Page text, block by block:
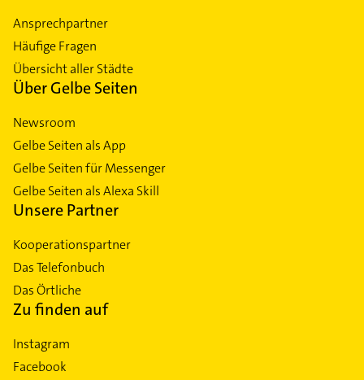
Ansprechpartner
Häufige Fragen
Übersicht aller Städte
Über Gelbe Seiten
Newsroom
Gelbe Seiten als App
Gelbe Seiten für Messenger
Gelbe Seiten als Alexa Skill
Unsere Partner
Kooperationspartner
Das Telefonbuch
Das Örtliche
Zu finden auf
Instagram
Facebook